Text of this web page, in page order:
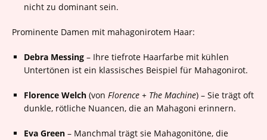
nicht zu dominant sein.
Prominente Damen mit mahagonirotem Haar:
Debra Messing – Ihre tiefrote Haarfarbe mit kühlen
Untertönen ist ein klassisches Beispiel für Mahagonirot.
Florence Welch (von Florence + The Machine) – Sie trägt oft
dunkle, rötliche Nuancen, die an Mahagoni erinnern.
Eva Green – Manchmal trägt sie Mahagonitöne, die